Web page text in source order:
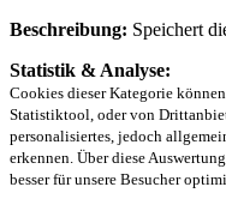
Beschreibung: Speichert
Statistik & Analyse:
Cookies dieser Kategorie
Statistiktool, oder von
personalisiertes, jedoch
erkennen. Über diese
besser für unsere Besucher